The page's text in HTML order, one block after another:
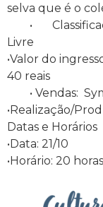
selva que é o
•
Livre
•Valor do
40 reais
• Vendas:
•Realização/
Datas e Horários
•Data: 21/10
•Horário: 20 horas